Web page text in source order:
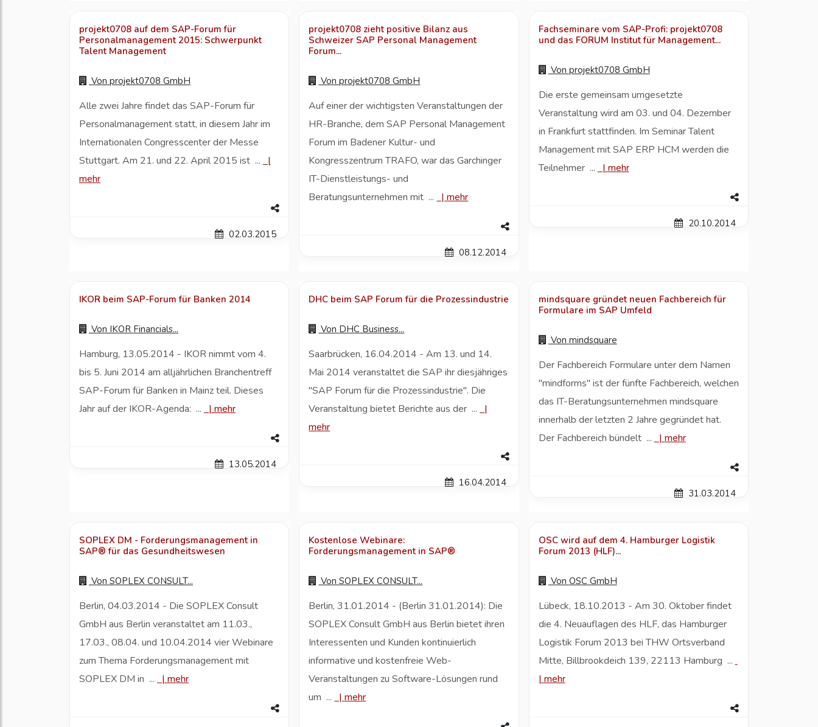
projekt0708 auf dem SAP-Forum für
Personalmanagement 2015: Schwerpunkt
Talent Management
Von projekt0708 GmbH
Alle zwei Jahre findet das SAP-Forum für
Personalmanagement statt, in diesem Jahr im
Internationalen Congresscenter der Messe
Stuttgart. Am 21. und 22. April 2015 ist ...
|
mehr
02.03.2015
projekt0708 zieht positive Bilanz aus
Schweizer SAP Personal Management
Forum...
Vonprojekt0708 GmbH
Auf einer der wichtigsten Veranstaltungen der
HR-Branche, dem SAP Personal Management
Forum im Badener Kultur- und
Kongresszentrum TRAFO, war das Garchinger
IT-Dienstleistungs- und
Beratungsunternehmen mit ...
|mehr
08.12.2014
Fachseminare vom SAP-Profi: projekt0708
und das FORUM Institut für Management...
Von projekt0708 GmbH
Die erste gemeinsam umgesetzte
Veranstaltung wird am 03. und 04. Dezember
in Frankfurt stattfinden. Im Seminar Talent
Management mit SAP ERP HCM werden die
Teilnehmer ...
| mehr
20.10.2014
IKOR beim SAP-Forum für Banken 2014
Von IKOR Financials...
Hamburg, 13.05.2014 - IKOR nimmt vom 4.
bis 5. Juni 2014 am alljährlichen Branchentreff
SAP-Forum für Banken in Mainz teil. Dieses
Jahr auf der IKOR-Agenda: ...
| mehr
13.05.2014
DHC beim SAP Forum für die Prozessindustrie
Von DHC Business...
Saarbrücken, 16.04.2014 - Am 13. und 14.
Mai 2014 veranstaltet die SAP ihr diesjähriges
"SAP Forum für die Prozessindustrie". Die
Veranstaltung bietet Berichte aus der ...
|
mehr
16.04.2014
mindsquare gründet neuen Fachbereich für
Formulare im SAP Umfeld
Von mindsquare
Der Fachbereich Formulare unter dem Namen
"mindforms" ist der fünfte Fachbereich, welchen
das IT-Beratungsunternehmen mindsquare
innerhalb der letzten 2 Jahre gegründet hat.
Der Fachbereich bündelt ...
| mehr
31.03.2014
SOPLEX DM - Forderungsmanagement in
SAP® für das Gesundheitswesen
Von SOPLEX CONSULT...
Berlin, 04.03.2014 - Die SOPLEX Consult
GmbH aus Berlin veranstaltet am 11.03.,
17.03., 08.04. und 10.04.2014 vier Webinare
zum Thema Forderungsmanagement mit
SOPLEX DM in ...
| mehr
Kostenlose Webinare:
Forderungsmanagement in SAP®
VonSOPLEX CONSULT...
Berlin, 31.01.2014 - (Berlin 31.01.2014): Die
SOPLEX Consult GmbH aus Berlin bietet ihren
Interessenten und Kunden kontinuierlich
informative und kostenfreie Web-
Veranstaltungen zu Software-Lösungen rund
um ...
|mehr
OSC wird auf dem 4. Hamburger Logistik
Forum 2013 (HLF)...
Von OSC GmbH
Lübeck, 18.10.2013 - Am 30. Oktober findet
die 4. Neuauflagen des HLF, das Hamburger
Logistik Forum 2013 bei THW Ortsverband
Mitte, Billbrookdeich 139, 22113 Hamburg ...
| mehr